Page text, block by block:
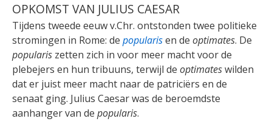
OPKOMST VAN JULIUS CAESAR
Tijdens tweede eeuw v.Chr. ontstonden twee politieke
stromingen in Rome: de popularisen de optimates. De
popularis zetten zich in voor meer macht voor de
plebejers en hun tribuuns, terwijl de optimateswilden
dat er juist meer macht naar de patriciërs en de
senaat ging. Julius Caesar was de beroemdste
aanhanger van de popularis.